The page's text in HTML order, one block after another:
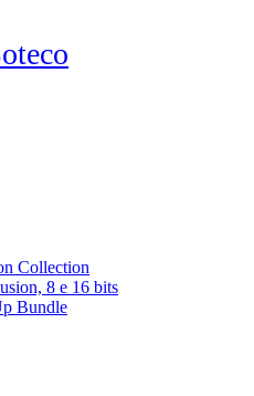
Collection
8 e 16 bits
Bundle